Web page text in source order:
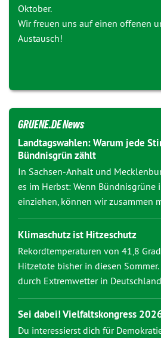
Oktober.
Wir freuen uns auf einen offenen
Austausch!
GRUENE.DE News
Landtagswahlen: Warum jede
Bündnisgrün zählt
In Sachsen-Anhalt und
es im Herbst: Wenn Bündnisgrüne
einziehen, können wir zusammen
Klimaschutz ist Hitzeschutz
Rekordtemperaturen von 41,8
Hitzetote bisher in diesen
durch Extremwetter in
Sei dabei! Vielfaltskongress
Du interessierst dich für